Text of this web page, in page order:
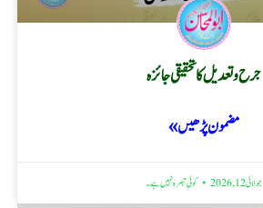
جرح و تعدیل کا تحقیقی جائزہ
مضمون پڑھیں »
جولائی 12, 2026 کوئی تبصرہ نہیں ہے۔